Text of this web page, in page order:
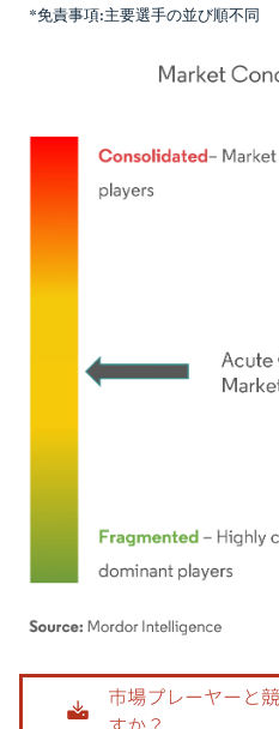
*免責事項:主要選手の並び順不同
画像 © Mordor Intelligence。再利用に